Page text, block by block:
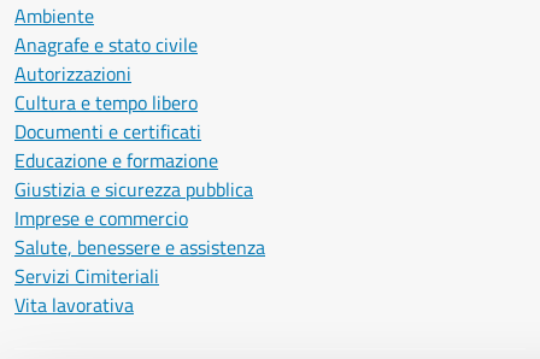
Ambiente
Anagrafe e stato civile
Autorizzazioni
Cultura e tempo libero
Documenti e certificati
Educazione e formazione
Giustizia e sicurezza pubblica
Imprese e commercio
Salute, benessere e assistenza
Servizi Cimiteriali
Vita lavorativa